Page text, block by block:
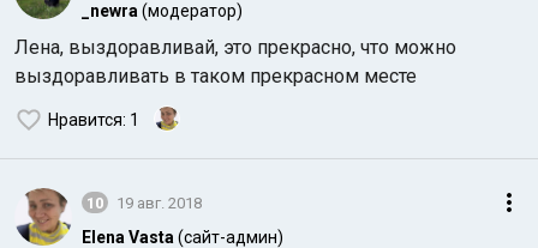
_newra (модератор)
Лена, выздоравливай, это прекрасно, что можно
выздоравливать в таком прекрасном месте
Нравится: 1
10 19 авг. 2018
Elena Vasta (сайт-админ)